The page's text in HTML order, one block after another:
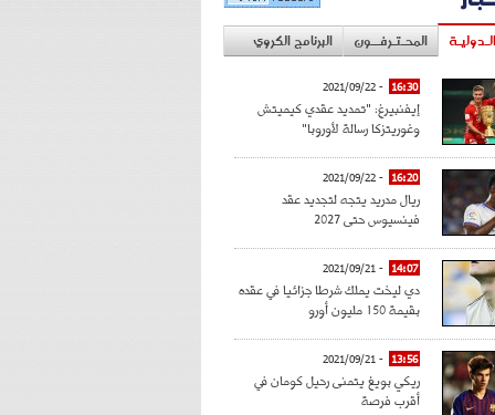
المحـتـرفــون البرنامج الكروي
16:30
- 2021/09/22
إيفنبيرغ: "تمديد عقدي كيميتش
وغوريتزكا رسالة لأوروبا"
16:20
- 2021/09/22
ريال مدريد يتجه لتجديد عقد
فينسيوس حتى 2027
14:07
- 2021/09/21
دي ليخت يملك شرطا جزائيا في عقده
بقيمة 150 مليون أورو
13:56
- 2021/09/21
ريكي بويغ يتمنى رحيل كومان في
أقرب فرصة